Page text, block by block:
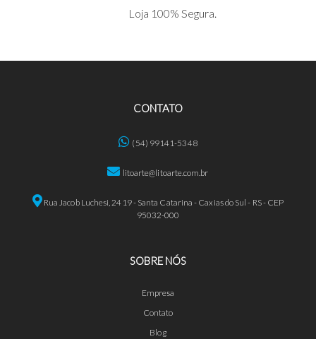
Loja 100% Segura.
CONTATO
(54) 99141-5348
litoarte@litoarte.com.br
Rua Jacob Luchesi, 2419 - Santa Catarina - Caxias do Sul - RS - CEP
95032-000
SOBRE NÓS
Empresa
Contato
Blog